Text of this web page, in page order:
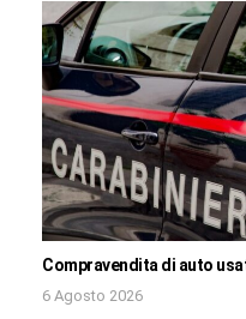
Compravendita di auto
6 Agosto 2026